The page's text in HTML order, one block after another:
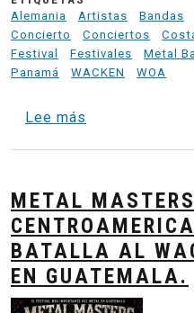
Alemania
Artistas Bandas
Concierto
Conciertos
Festival
Festivales Metal
Panamá
WACKEN WOA
Lee más
METAL
BATALLA AL
EN GUATEMALA.